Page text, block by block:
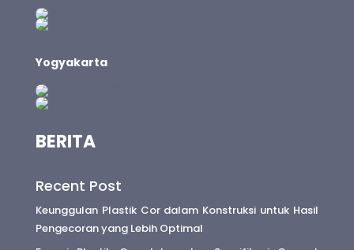
Yogyakarta
BERITA
Recent Post
Keunggulan Plastik Cor dalam Konstruksi untuk Hasil
Pengecoran yang Lebih Optimal